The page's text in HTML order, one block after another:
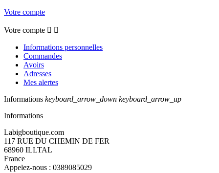
Votre compte
Votre compte  
Informations personnelles
Commandes
Avoirs
Adresses
Mes alertes
Informations keyboard_arrow_down keyboard_arrow_up
Informations
Labigboutique.com
117 RUE DU CHEMIN DE FER
68960 ILLTAL
France
Appelez-nous : 0389085029